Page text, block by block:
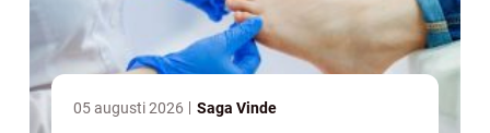
05 augusti 2026 Saga Vinde